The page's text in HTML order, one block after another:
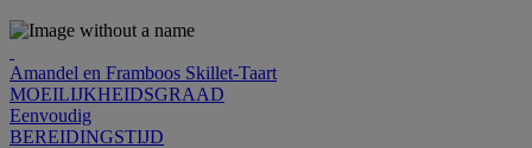
Amandel en Framboos Skillet-Taart
MOEILIJKHEIDSGRAAD
Eenvoudig
BEREIDINGSTIJD